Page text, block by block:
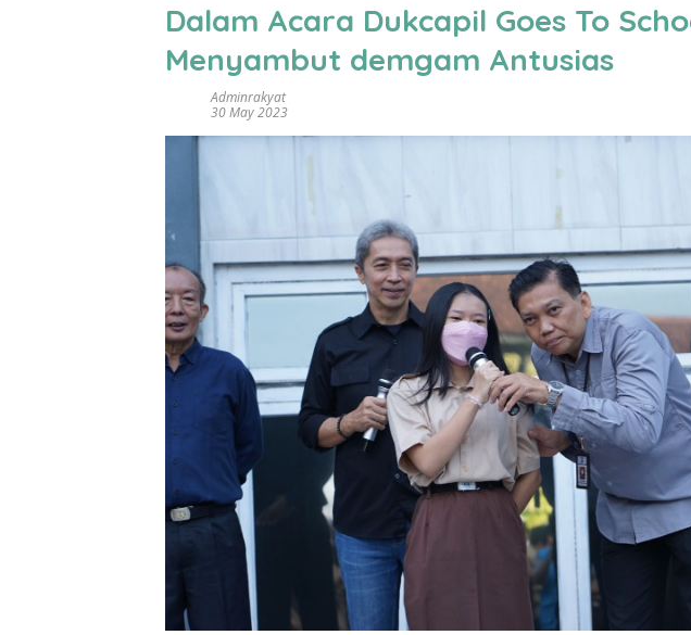
Dalam Acara Dukcapil Goes To
Menyambut demgam Antusias
Adminrakyat
30 May 2023